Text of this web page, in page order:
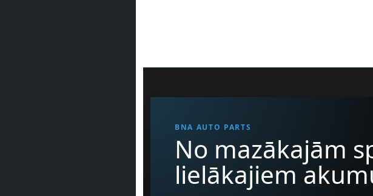
BNA AUTO PARTS
No mazākajām
lielākajiem